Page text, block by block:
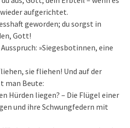
aufgerichtet.
geworden; du sorgst in
Gott!
»Siegesbotinnen, eine
sie fliehen! Und auf der
man Beute:
Hürden liegen? – Die Flügel einer
und ihre Schwungfedern mit